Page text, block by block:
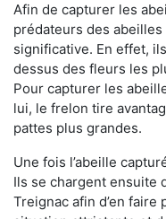
Afin de capturer les
prédateurs des
significative. En effet,
dessus des fleurs les
Pour capturer les
lui, le frelon tire
pattes plus grandes.
Une fois l’abeille
Ils se chargent ensuite
Treignac afin d’en